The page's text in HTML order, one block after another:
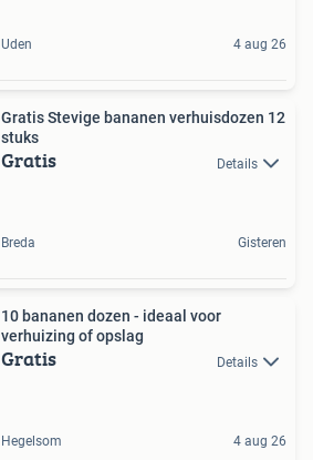
Uden 4 aug 26
Gratis Stevige bananen verhuisdozen 12
stuks
Gratis Details
Breda Gisteren
10 bananen dozen - ideaal voor
verhuizing of opslag
Gratis Details
Hegelsom 4 aug 26